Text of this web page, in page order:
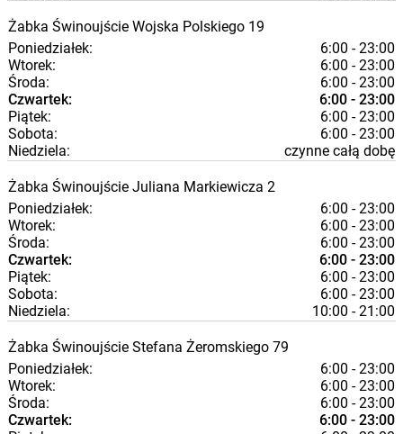
Żabka Świnoujście Wojska Polskiego 19
Poniedziałek:
6:00 - 23:00
Wtorek:
6:00 - 23:00
Środa:
6:00 - 23:00
Czwartek:
6:00 - 23:00
Piątek:
6:00 - 23:00
Sobota:
6:00 - 23:00
Niedziela:
czynne całą dobę
Żabka Świnoujście Juliana Markiewicza 2
Poniedziałek:
6:00 - 23:00
Wtorek:
6:00 - 23:00
Środa:
6:00 - 23:00
Czwartek:
6:00 - 23:00
Piątek:
6:00 - 23:00
Sobota:
6:00 - 23:00
Niedziela:
10:00 - 21:00
Żabka Świnoujście Stefana Żeromskiego 79
Poniedziałek:
6:00 - 23:00
Wtorek:
6:00 - 23:00
Środa:
6:00 - 23:00
Czwartek:
6:00 - 23:00